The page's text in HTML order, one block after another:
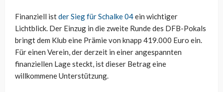
Finanziell istder Sieg für Schalke 04ein wichtiger
Lichtblick. Der Einzug in die zweite Runde des DFB-Pokals
bringt dem Klub eine Prämie von knapp 419.000 Euro ein.
Für einen Verein, der derzeit in einer angespannten
finanziellen Lage steckt, ist dieser Betrag eine
willkommene Unterstützung.